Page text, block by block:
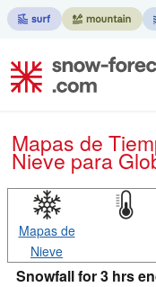
Mapas de Tiempo y Condiciones de
Nievepara
Mapas de
Nieve
Snowfall for 3 hrs